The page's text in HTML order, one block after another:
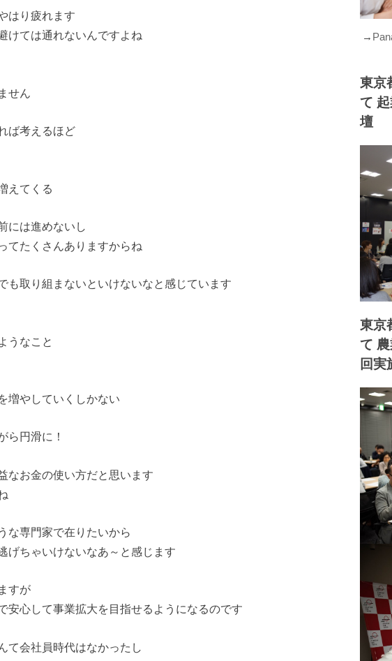
はり疲れます
けては通れないんですよね
せん
ば考えるほど
えてくる
には進めないし
てたくさんありますからね
も取り組まないといけないなと感じています
うなこと
増やしていくしかない
ら円滑に！
なお金の使い方だと思います
な専門家で在りたいから
げちゃいけないなあ～と感じます
すが
安心して事業拡大を目指せるようになるのです
て会社員時代はなかったし
→
東京
て
壇
東京
て
回実